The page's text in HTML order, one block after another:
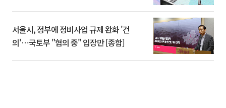
서울시, 정부에 정비사업 규제 완화 '건
의'⋯국토부 "협의 중" 입장만 [종합]